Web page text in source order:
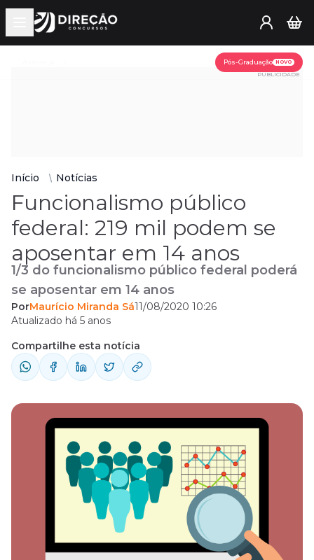
Open main menu
Pós-Graduação NOVO
PUBLICIDADE
Início Notícias
Funcionalismo público
federal: 219 mil podem se
aposentar em 14 anos
1/3 do funcionalismo público federal poderá
se aposentar em 14 anos
PorMaurício Miranda Sá11/08/2020 10:26
Atualizado há 5 anos
Compartilhe esta notícia